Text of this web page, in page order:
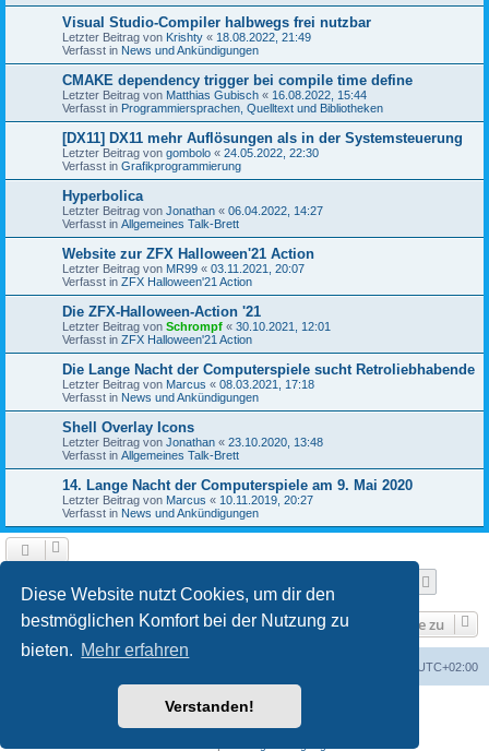
Diese Website nutzt Cookies, um dir den
bestmöglichen Komfort bei der Nutzung zu
bieten. Mehr erfahren
Verstanden!
Visual Studio-Compiler halbwegs frei nutzbar
Letzter Beitrag von Krishty « 18.08.2022, 21:49
Verfasst in News und Ankündigungen
CMAKE dependency trigger bei compile time define
Letzter Beitrag von Matthias Gubisch « 16.08.2022, 15:44
Verfasst in Programmiersprachen, Quelltext und Bibliotheken
[DX11] DX11 mehr Auflösungen als in der Systemsteuerung
Letzter Beitrag von gombolo « 24.05.2022, 22:30
Verfasst in Grafikprogrammierung
Hyperbolica
Letzter Beitrag von Jonathan « 06.04.2022, 14:27
Verfasst in Allgemeines Talk-Brett
Website zur ZFX Halloween'21 Action
Letzter Beitrag von MR99 « 03.11.2021, 20:07
Verfasst in ZFX Halloween'21 Action
Die ZFX-Halloween-Action '21
Letzter Beitrag von Schrompf « 30.10.2021, 12:01
Verfasst in ZFX Halloween'21 Action
Die Lange Nacht der Computerspiele sucht Retroliebhabende
Letzter Beitrag von Marcus « 08.03.2021, 17:18
Verfasst in News und Ankündigungen
Shell Overlay Icons
Letzter Beitrag von Jonathan « 23.10.2020, 13:48
Verfasst in Allgemeines Talk-Brett
14. Lange Nacht der Computerspiele am 9. Mai 2020
Letzter Beitrag von Marcus « 10.11.2019, 20:27
Verfasst in News und Ankündigungen
Gehe zu
UTC+02:00
Powered byphpBB® Forum Software © phpBB Limited
phpBB.de